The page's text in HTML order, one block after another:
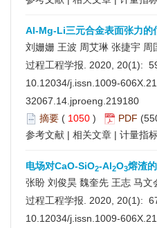
Al-Mg-Li三元合金表面张力的
刘姗姗 王波 周艾琳 张捷宇 周
过程工程学报. 2020, 20(1):
10.12034/j.issn.1009-
32067.14.jproeng.219180
摘要 ( 1050 ) PDF
参考文献 | 相关文章 | 计量指
电场对CaO-SiO2-Al2O3熔渣
张盼 刘俊昊 魏奎先 王志 马文
过程工程学报. 2020, 20(1):
10.12034/j.issn.1009-